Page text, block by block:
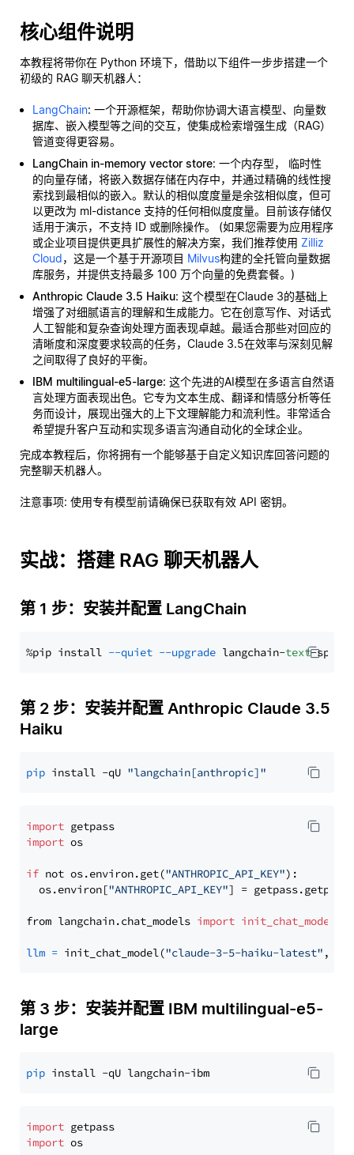
核心组件说明
本教程将带你在 Python 环境下，借助以下组件一步步搭建一个
初级的 RAG 聊天机器人：
LangChain: 一个开源框架，帮助你协调大语言模型、向量数
据库、嵌入模型等之间的交互，使集成检索增强生成（RAG）
管道变得更容易。
LangChain in-memory vector store: 一个内存型， 临时性
的向量存储，将嵌入数据存储在内存中，并通过精确的线性搜
索找到最相似的嵌入。默认的相似度度量是余弦相似度，但可
以更改为 ml-distance 支持的任何相似度度量。目前该存储仅
适用于演示，不支持 ID 或删除操作。 (如果您需要为应用程序
或企业项目提供更具扩展性的解决方案，我们推荐使用 Zilliz
Cloud，这是一个基于开源项目 Milvus构建的全托管向量数据
库服务，并提供支持最多 100 万个向量的免费套餐。)
Anthropic Claude 3.5 Haiku: 这个模型在Claude 3的基础上
增强了对细腻语言的理解和生成能力。它在创意写作、对话式
人工智能和复杂查询处理方面表现卓越。最适合那些对回应的
清晰度和深度要求较高的任务，Claude 3.5在效率与深刻见解
之间取得了良好的平衡。
IBM multilingual-e5-large: 这个先进的AI模型在多语言自然语
言处理方面表现出色。它专为文本生成、翻译和情感分析等任
务而设计，展现出强大的上下文理解能力和流利性。非常适合
希望提升客户互动和实现多语言沟通自动化的全球企业。
完成本教程后，你将拥有一个能够基于自定义知识库回答问题的
完整聊天机器人。
注意事项: 使用专有模型前请确保已获取有效 API 密钥。
实战：搭建 RAG 聊天机器人
第 1 步：安装并配置 LangChain
%pip install --quiet --upgrade langchain-text
第 2 步：安装并配置 Anthropic Claude 3.5
Haiku
pip install -qU "langchain[anthropic]"
import
import os
if not os.environ.get("ANTHROPIC_API_KEY"):
  os.environ[
"ANTHROPIC_API_KEY"] = getpass.getpass(
from langchain.chat_models import init_chat_model
llm = init_chat_model("claude-3-5-haiku-latest" ,
第 3 步：安装并配置 IBM multilingual-e5-
large
pip
import
import os